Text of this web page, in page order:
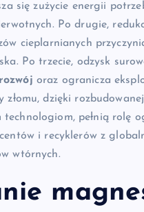
się zużycie energii
Po drugie,
cieplarnianych
Po trzecie, odzysk
oraz ogranicza
złomu, dzięki
technologiom, pełnią rolę
i recyklerów z
wtórnych.